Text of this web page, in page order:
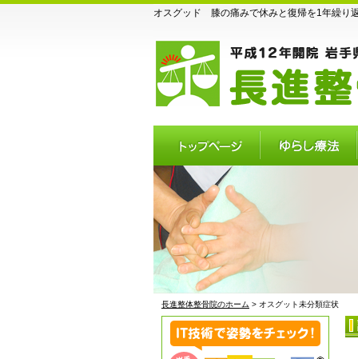
オスグッド 膝の痛みで休みと復帰を1年繰り
ゆらし療法
長進整体整骨院のホーム > オスグット未分類症状